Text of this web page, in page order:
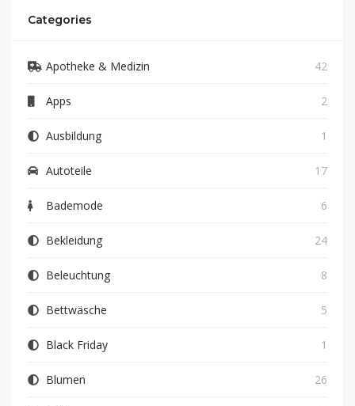
Categories
Apotheke & Medizin 42
Apps 2
Ausbildung 1
Autoteile 17
Bademode 6
Bekleidung 24
Beleuchtung 8
Bettwäsche 5
Black Friday 1
Blumen 26